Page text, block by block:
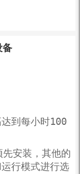
备
到每小时100
安装，其他的
行模式进行选